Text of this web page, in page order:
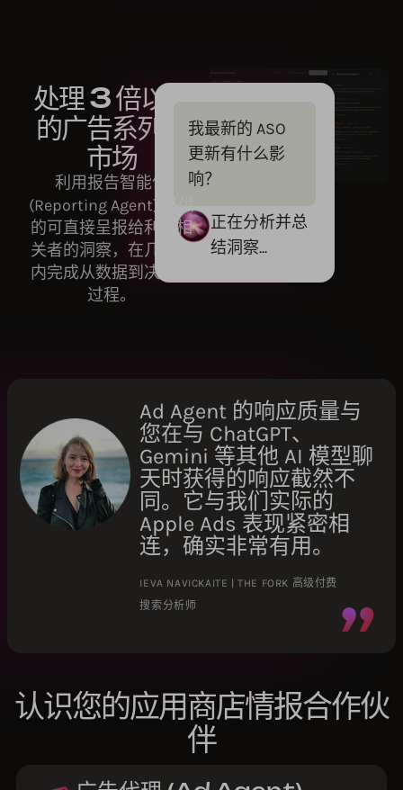
处理 3 倍以上
的广告系列和
市场
利用报告智能体
(Reporting Agent) 提供
的可直接呈报给利益相
关者的洞察，在几分钟
内完成从数据到决策的
过程。
我最新的 ASO
更新有什么影
响？
正在分析并总
结洞察...
Ad Agent 的响应质量与
您在与 ChatGPT、
Gemini 等其他 AI 模型聊
天时获得的响应截然不
同。它与我们实际的
Apple Ads 表现紧密相
连，确实非常有用。
IEVA NAVICKAITE | THE FORK 高级付费
搜索分析师
认识您的应用商店情报合作伙
伴